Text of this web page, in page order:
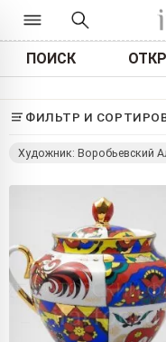
ПОИСК
ФИЛЬТР И
Художник: Воробьевский